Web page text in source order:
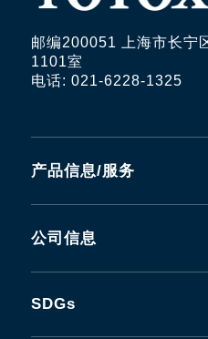
邮编200051 上海市长宁
1101室
电话: 021-6228-1325
产品信息/服务
公司信息
SDGs